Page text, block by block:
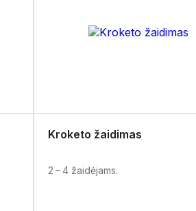
Kroketo žaidimas
2 – 4 žaidėjams.